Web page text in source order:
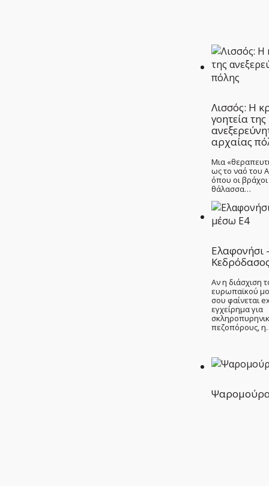
Λισσός: Η
γοητεία της
αρχαίας
Μια
ως το ναό του
όπου οι
θάλασσα…
Ελαφονήσι
Αν η διάσχιση
ευρωπαϊκού
σου φαίνεται
εγχείρημα για
πεζοπόρους,